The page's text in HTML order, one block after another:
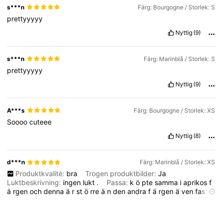
s***n Färg: Bourgogne / Storlek: S
prettyyyyy
Nyttig (9)
s***n Färg: Marinblå / Storlek: S
prettyyyyy
Nyttig (9)
A***s Färg: Bourgogne / Storlek: XS
Soooocuteee
Nyttig (8)
d***n Färg: Marinblå / Storlek: XS
Produktkvalité: bra Trogen produktbilder: Ja
Luktbeskrivning: ingen lukt . Passa: kö ptesamma iaprikosf
ä rgenochdennaä rstö rreä ndenandrafä rgenävenfast